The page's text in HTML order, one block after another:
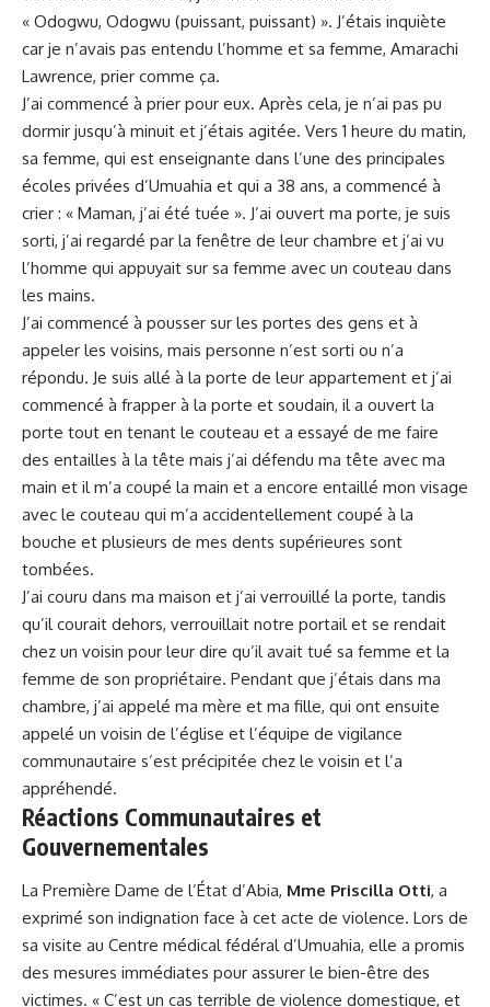
« Odogwu, Odogwu (puissant, puissant) ». J’étais inquiète
car je n’avais pas entendu l’homme et sa femme, Amarachi
Lawrence, prier comme ça.
J’ai commencé à prier pour eux. Après cela, je n’ai pas pu
dormir jusqu’à minuit et j’étais agitée. Vers 1 heure du matin,
sa femme, qui est enseignante dans l’une des principales
écoles privées d’Umuahia et qui a 38 ans, a commencé à
crier : « Maman, j’ai été tuée ». J’ai ouvert ma porte, je suis
sorti, j’ai regardé par la fenêtre de leur chambre et j’ai vu
l’homme qui appuyait sur sa femme avec un couteau dans
les mains.
J’ai commencé à pousser sur les portes des gens et à
appeler les voisins, mais personne n’est sorti ou n’a
répondu. Je suis allé à la porte de leur appartement et j’ai
commencé à frapper à la porte et soudain, il a ouvert la
porte tout en tenant le couteau et a essayé de me faire
des entailles à la tête mais j’ai défendu ma tête avec ma
main et il m’a coupé la main et a encore entaillé mon visage
avec le couteau qui m’a accidentellement coupé à la
bouche et plusieurs de mes dents supérieures sont
tombées.
J’ai couru dans ma maison et j’ai verrouillé la porte, tandis
qu’il courait dehors, verrouillait notre portail et se rendait
chez un voisin pour leur dire qu’il avait tué sa femme et la
femme de son propriétaire. Pendant que j’étais dans ma
chambre, j’ai appelé ma mère et ma fille, qui ont ensuite
appelé un voisin de l’église et l’équipe de vigilance
communautaire s’est précipitée chez le voisin et l’a
appréhendé.
Réactions Communautaires et
Gouvernementales
La Première Dame de l’État d’Abia, Mme Priscilla Otti, a
exprimé son indignation face à cet acte de violence. Lors de
sa visite au Centre médical fédéral d’Umuahia, elle a promis
des mesures immédiates pour assurer le bien-être des
victimes. « C’est un cas terrible de violence domestique, et